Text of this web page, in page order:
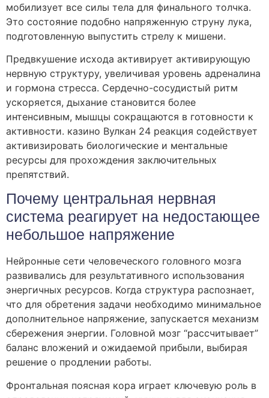
мобилизует все силы тела для финального толчка.
Это состояние подобно напряженную струну лука,
подготовленную выпустить стрелу к мишени.
Предвкушение исхода активирует активирующую
нервную структуру, увеличивая уровень адреналина
и гормона стресса. Сердечно-сосудистый ритм
ускоряется, дыхание становится более
интенсивным, мышцы сокращаются в готовности к
активности. казино Вулкан 24 реакция содействует
активизировать биологические и ментальные
ресурсы для прохождения заключительных
препятствий.
Почему центральная нервная
система реагирует на недостающее
небольшое напряжение
Нейронные сети человеческого головного мозга
развивались для результативного использования
энергичных ресурсов. Когда структура распознает,
что для обретения задачи необходимо минимальное
дополнительное напряжение, запускается механизм
сбережения энергии. Головной мозг “рассчитывает”
баланс вложений и ожидаемой прибыли, выбирая
решение о продлении работы.
Фронтальная поясная кора играет ключевую роль в